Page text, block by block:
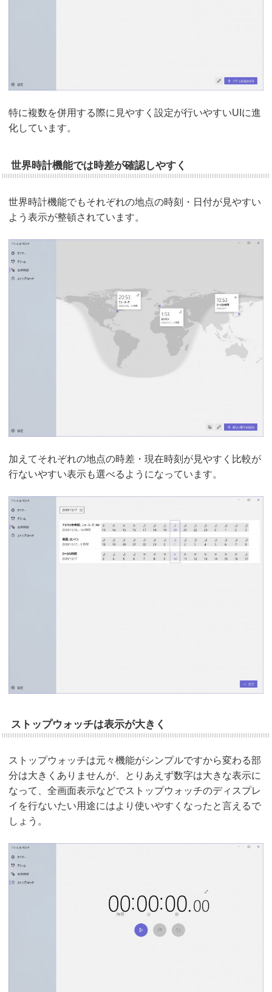
特に複数を併用する際に見やすく設定が行いやすいUIに進
化しています。
世界時計機能では時差が確認しやすく
世界時計機能でもそれぞれの地点の時刻・日付が見やすい
よう表示が整頓されています。
加えてそれぞれの地点の時差・現在時刻が見やすく比較が
行ないやすい表示も選べるようになっています。
ストップウォッチは表示が大きく
ストップウォッチは元々機能がシンプルですから変わる部
分は大きくありませんが、とりあえず数字は大きな表示に
なって、全画面表示などでストップウォッチのディスプレ
イを行ないたい用途にはより使いやすくなったと言えるで
しょう。